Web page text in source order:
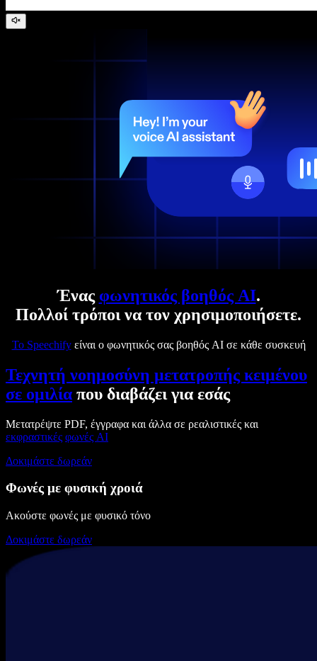
Ένας φωνητικός βοηθός AI.
Πολλοί τρόποι να τον χρησιμοποιήσετε.
Το Speechifyείναι ο φωνητικός σας βοηθός AI σε κάθε συσκευή
Τεχνητή νοημοσύνη μετατροπής κειμένου
σε ομιλία που διαβάζει για εσάς
Μετατρέψτε PDF, έγγραφα και άλλα σε ρεαλιστικές και
εκφραστικές φωνές AI
Δοκιμάστε δωρεάν
Φωνές με φυσική χροιά
Ακούστε φωνές με φυσικό τόνο
Δοκιμάστε δωρεάν